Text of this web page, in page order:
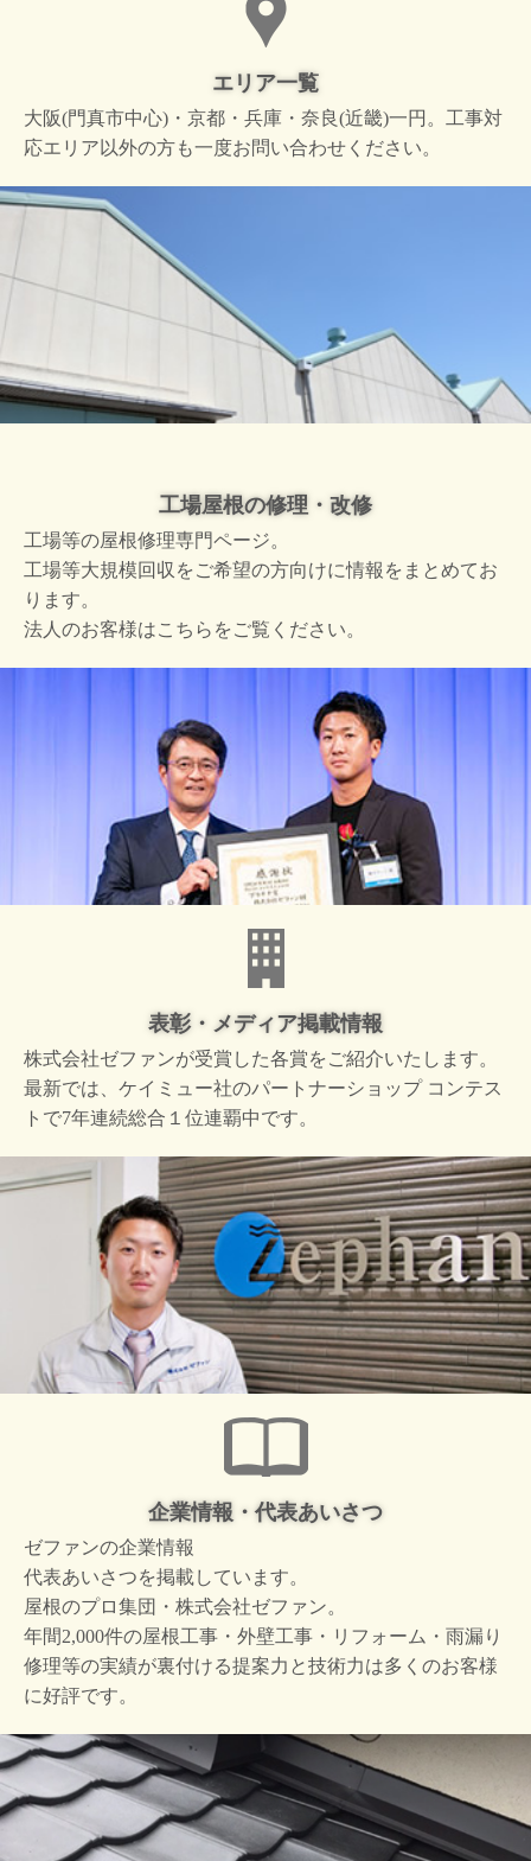
エリア一覧
大阪(門真市中心)・京都・兵庫・奈良(近畿)一円。工事対
応エリア以外の方も一度お問い合わせください。
工場屋根の修理・改修
工場等の屋根修理専門ページ。
工場等大規模回収をご希望の方向けに情報をまとめてお
ります。
法人のお客様はこちらをご覧ください。
表彰・メディア掲載情報
株式会社ゼファンが受賞した各賞をご紹介いたします。
最新では、ケイミュー社のパートナーショップ コンテス
トで7年連続総合１位連覇中です。
企業情報・代表あいさつ
ゼファンの企業情報
代表あいさつを掲載しています。
屋根のプロ集団・株式会社ゼファン。
年間2,000件の屋根工事・外壁工事・リフォーム・雨漏り
修理等の実績が裏付ける提案力と技術力は多くのお客様
に好評です。